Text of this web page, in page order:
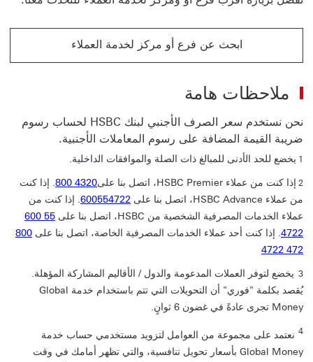
ابحث عن فرع أو مركز لخدمة العملاء
ملاحظات هامة
نحن نستخدم سعر الصرف الأجنبي لبنك HSBC لحساب رسوم
ضريبة القيمة المضافة على رسوم المعاملات الأجنبية.
1 يخضع للحد الأدنى للمبالغ ذات الصلة والموافقات الداخلية.
2 إذا كنت من عملاء HSBC Premier، اتصل بنا على 800 4320. إذا كنت
من عملاء HSBC Advance، اتصل بنا على
600554722. إذا كنت من
عملاء الخدمات المصرفية الشخصية من HSBC، اتصل بنا على
600 55
4722. إذا كنت أحد عملاء ‏الخدمات المصرفية الخاصة، اتصل بنا على 800
4722 472
3 ‏‎ يخضع لتوفر العملات المدعومة والدول / الأقاليم المشاركة المؤهلة.
يُقصد بكلمة "فوري" أن التحويلات التي تتم باستخدام خدمة Global
Money تجرى عادةً في غضون 6 ثوانٍ.
4 نعتمد على مجموعة من العوامل لتزويد مستخدمي حساب خدمة
Global Money بأسعار تحويل تنافسية، والتي تظهر أمامك في وقت